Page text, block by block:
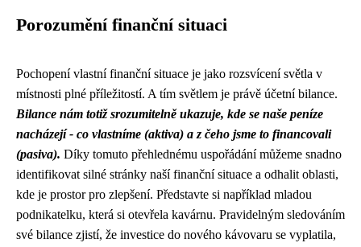
Porozumění finanční situaci
Pochopení vlastní finanční situace je jako rozsvícení světla v
místnosti plné příležitostí. A tím světlem je právě účetní bilance.
Bilance nám totiž srozumitelně ukazuje, kde se naše peníze
nacházejí - co vlastníme (aktiva) a z čeho jsme to financovali
(pasiva). Díky tomuto přehlednému uspořádání můžeme snadno
identifikovat silné stránky naší finanční situace a odhalit oblasti,
kde je prostor pro zlepšení. Představte si například mladou
podnikatelku, která si otevřela kavárnu. Pravidelným sledováním
své bilance zjistí, že investice do nového kávovaru se vyplatila,